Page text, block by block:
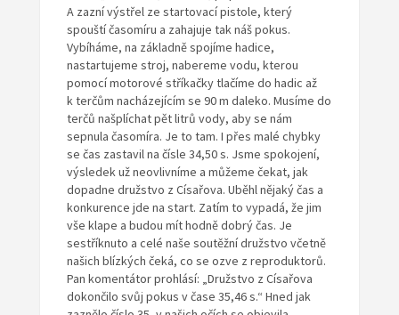
A zazní výstřel ze startovací pistole, který
spouští časomíru a zahajuje tak náš pokus.
Vybíháme, na základně spojíme hadice,
nastartujeme stroj, nabereme vodu, kterou
pomocí motorové stříkačky tlačíme do hadic až
k terčům nacházejícím se 90 m daleko. Musíme do
terčů našplíchat pět litrů vody, aby se nám
sepnula časomíra. Je to tam. I přes malé chybky
se čas zastavil na čísle 34,50 s. Jsme spokojení,
výsledek už neovlivníme a můžeme čekat, jak
dopadne družstvo z Císařova. Uběhl nějaký čas a
konkurence jde na start. Zatím to vypadá, že jim
vše klape a budou mít hodně dobrý čas. Je
sestříknuto a celé naše soutěžní družstvo včetně
našich blízkých čeká, co se ozve z reproduktorů.
Pan komentátor prohlásí: „Družstvo z Císařova
dokončilo svůj pokus v čase 35,46 s.“ Hned jak